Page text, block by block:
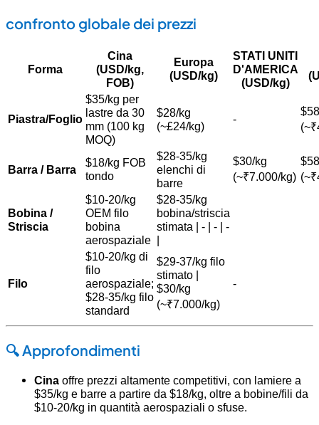
confronto globale dei prezzi
Forma
Cina
(USD/kg,
FOB)
Europa
(USD/kg)
STATI UNITI
D'AMERICA
(USD/kg)
Piastra/Foglio
$35/kg per
lastre da 30
mm (100 kg
MOQ)
$28/kg
(~£24/kg)
-
$
Barra / Barra
$18/kg FOB
tondo
$28-35/kg
elenchi di
barre
$30/kg
(~₹7.000/kg)
$
Bobina /
Striscia
$10-20/kg
OEM filo
bobina
aerospaziale
$28-35/kg
bobina/striscia
stimata | - | - | -
|
Filo
$10-20/kg di
filo
aerospaziale;
$28-35/kg filo
standard
$29-37/kg filo
stimato |
$30/kg
(~₹7.000/kg)
-
🔍 Approfondimenti
Cina offre prezzi altamente competitivi, con lamiere a
$35/kg e barre a partire da $18/kg, oltre a bobine/fili da
$10-20/kg in quantità aerospaziali o sfuse.